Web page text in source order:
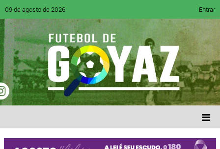
09 de agosto de 2026 Entrar